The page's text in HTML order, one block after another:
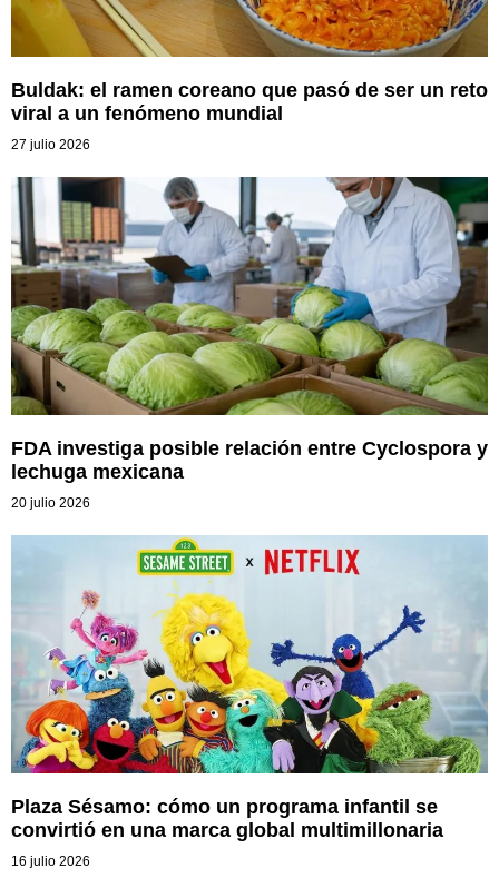
Buldak: el ramen coreano que pasó de ser un reto
viral a un fenómeno mundial
27 julio 2026
FDA investiga posible relación entre Cyclospora y
lechuga mexicana
20 julio 2026
Plaza Sésamo: cómo un programa infantil se
convirtió en una marca global multimillonaria
16 julio 2026